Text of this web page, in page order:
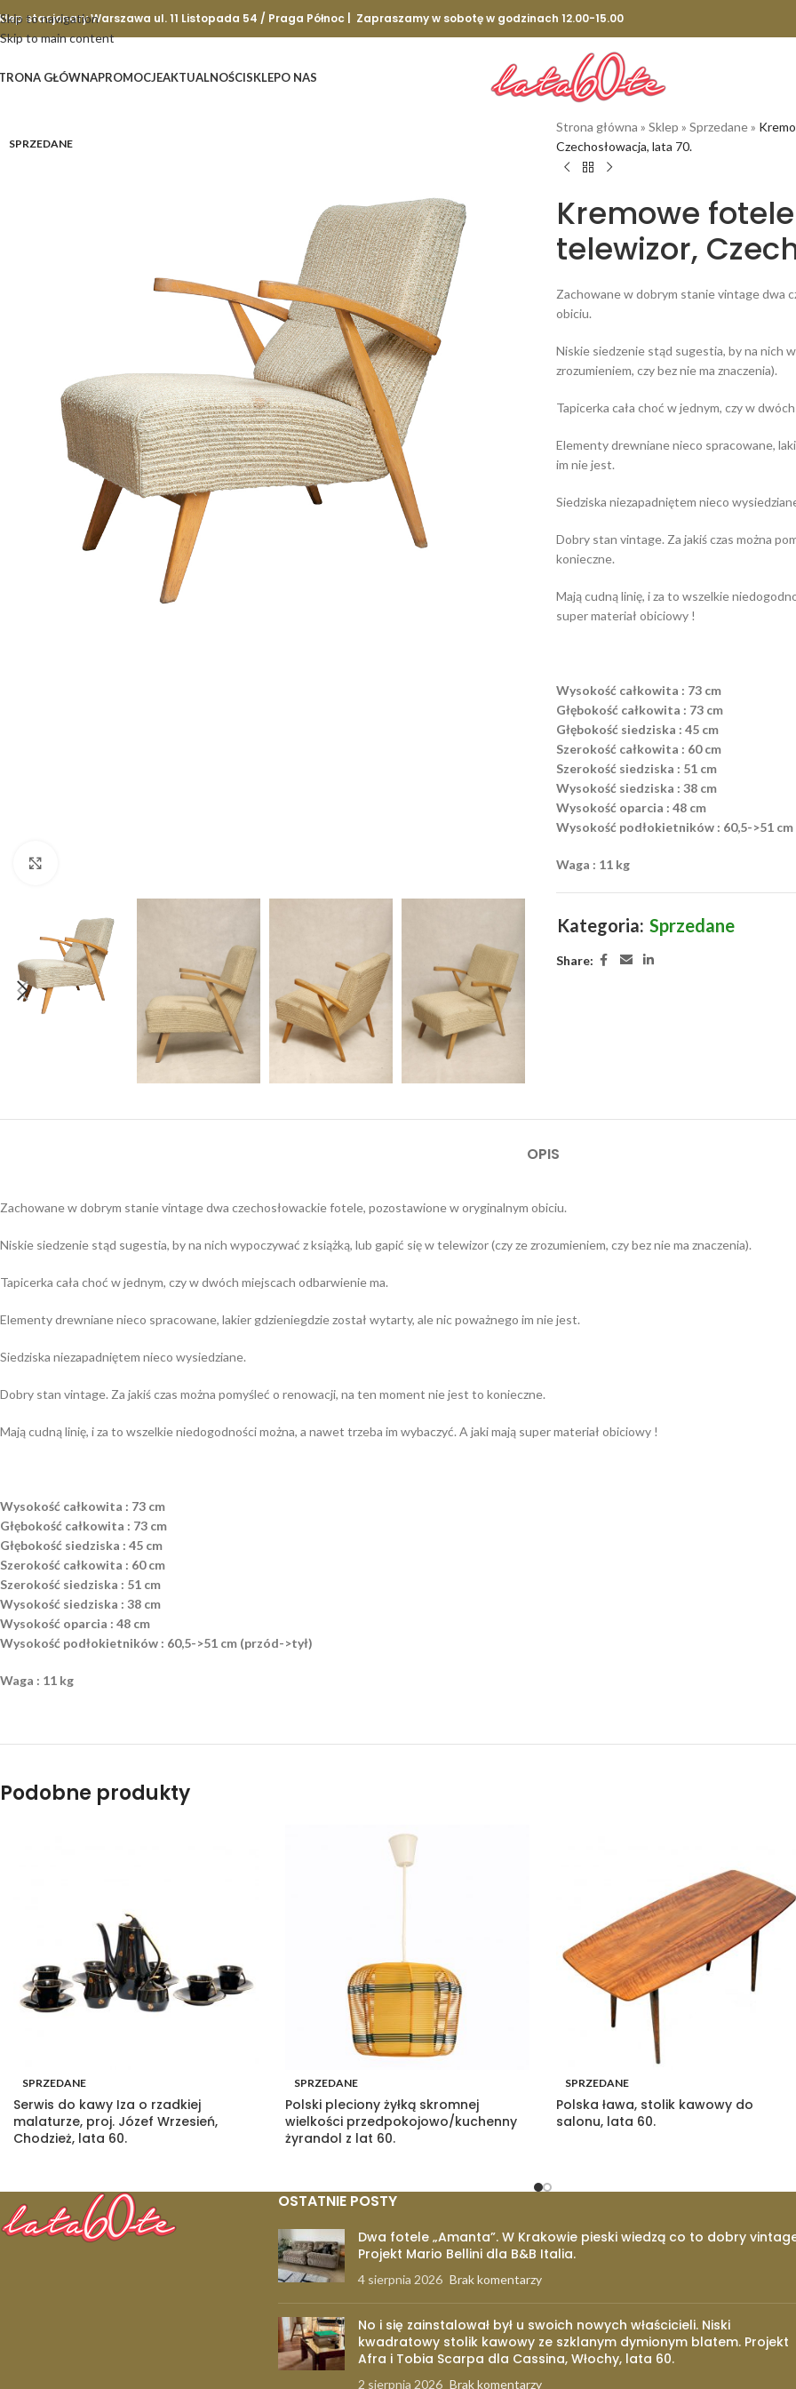
Skip to navigation
Skip to main content
stacjonary Warszawa ul. 11 Listopada 54 / Praga Północ | Zapraszamy w sobotę w godzinach 12.00-15.00
GŁÓWNAPROMOCJEAKTUALNOŚCISKLEPO NAS
SPRZEDANE
Strona główna » Sklep » Sprzedane»
Czechosłowacja, lata 70.
Kremowe
telewizor,
Zachowane w dobrym stanie vintage dwa
obiciu.
Niskie siedzenie stąd sugestia, by na nich
zrozumieniem, czy bez nie ma znaczenia).
Tapicerka cała choć w jednym, czy w
Elementy drewniane nieco spracowane,
im nie jest.
Siedziska niezapadniętem nieco
Dobry stan vintage. Za jakiś czas można
konieczne.
Mają cudną linię, i za to wszelkie
super materiał obiciowy !
Wysokość całkowita : 73 cm
Głębokość całkowita : 73 cm
Głębokość siedziska : 45 cm
Szerokość całkowita : 60 cm
Szerokość siedziska : 51 cm
Wysokość siedziska : 38 cm
Wysokość oparcia : 48 cm
Wysokość podłokietników : 60,5->51
Waga : 11 kg
Kategoria: Sprzedane
Share:
OPIS
Zachowane w dobrym stanie vintage dwa czechosłowackie fotele, pozostawione w oryginalnym obiciu.
Niskie siedzenie stąd sugestia, by na nich wypoczywać z książką, lub gapić się w telewizor (czy ze zrozumieniem, czy bez nie ma znaczenia).
Tapicerka cała choć w jednym, czy w dwóch miejscach odbarwienie ma.
Elementy drewniane nieco spracowane, lakier gdzieniegdzie został wytarty, ale nic poważnego im nie jest.
Siedziska niezapadniętem nieco wysiedziane.
Dobry stan vintage. Za jakiś czas można pomyśleć o renowacji, na ten moment nie jest to konieczne.
Mają cudną linię, i za to wszelkie niedogodności można, a nawet trzeba im wybaczyć. A jaki mają super materiał obiciowy !
Wysokość całkowita : 73 cm
Głębokość całkowita : 73 cm
Głębokość siedziska : 45 cm
Szerokość całkowita : 60 cm
Szerokość siedziska : 51 cm
Wysokość siedziska : 38 cm
Wysokość oparcia : 48 cm
Wysokość podłokietników : 60,5->51 cm (przód->tył)
Waga : 11 kg
Podobne produkty
SPRZEDANE
Serwis do kawy Iza o rzadkiej
malaturze, proj. Józef Wrzesień,
Chodzież, lata 60.
SPRZEDANE
Polski pleciony żyłką skromnej
wielkości przedpokojowo/kuchenny
żyrandol z lat 60.
SPRZEDANE
Polska ława, stolik kawowy do
salonu, lata 60.
OSTATNIE POSTY
Dwa fotele „Amanta”. W Krakowie pieski wiedzą co to dobry
Projekt Mario Bellini dla B&B Italia.
4 sierpnia 2026 Brak komentarzy
No i się zainstalował był u swoich nowych właścicieli. Niski
kwadratowy stolik kawowy ze szklanym dymionym blatem. Projekt
Afra i Tobia Scarpa dla Cassina, Włochy, lata 60.
2 sierpnia 2026 Brak komentarzy